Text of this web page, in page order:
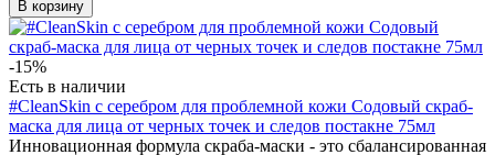
В корзину
-15%
Есть в наличии
#CleanSkin с серебром для проблемной кожи Содовый скраб-
маска для лица от черных точек и следов постакне 75мл
Инновационная формула скраба-маски - это сбалансированная